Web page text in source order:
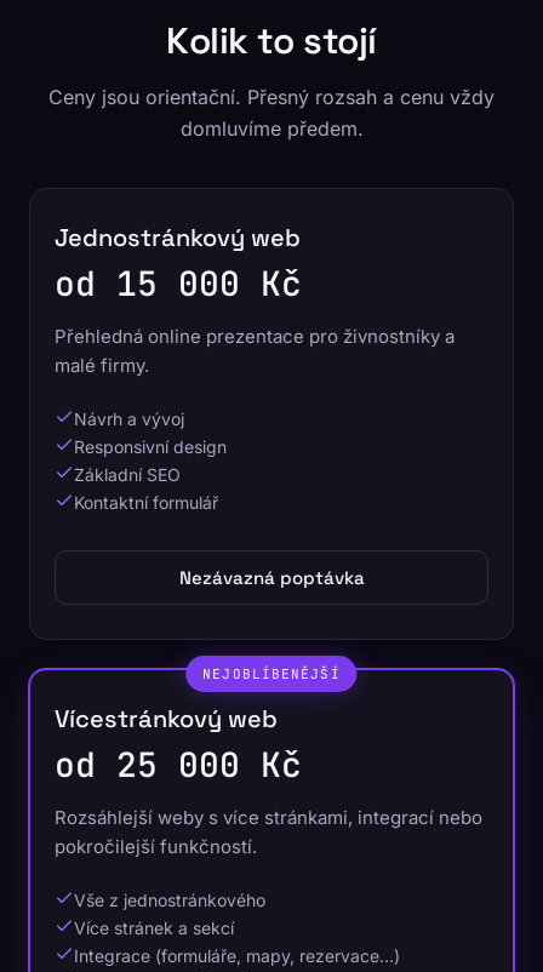
Kolik to stojí
Ceny jsou orientační. Přesný rozsah a cenu vždy
domluvíme předem.
Jednostránkový web
od 15 000 Kč
Přehledná online prezentace pro živnostníky a
malé firmy.
Návrh a vývoj
Responsivní design
Základní SEO
Kontaktní formulář
Nezávazná poptávka
NEJOBLÍBENĚJŠÍ
Vícestránkový web
od 25 000 Kč
Rozsáhlejší weby s více stránkami, integrací nebo
pokročilejší funkčností.
Vše z jednostránkového
Více stránek a sekcí
Integrace (formuláře, mapy, rezervace…)